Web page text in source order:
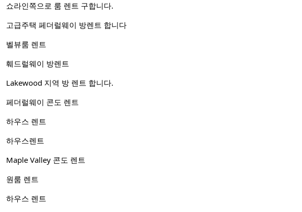
쇼라인쪽으로 룸 렌트 구합니다.
고급주택 페더럴웨이 방렌트 합니다
벨뷰룸 렌트
훼드럴웨이 방렌트
Lakewood 지역 방 렌트 합니다.
페더럴웨이 콘도 렌트
하우스 렌트
하우스렌트
Maple Valley 콘도 렌트
원룸 렌트
하우스 렌트